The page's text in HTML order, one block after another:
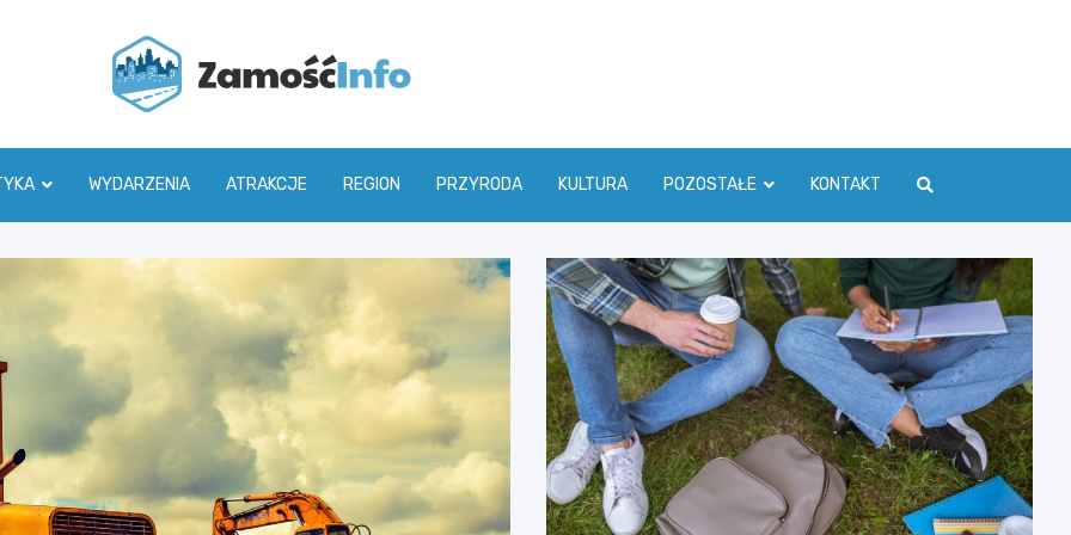
WYDARZENIA ATRAKCJE REGION PRZYRODA KULTURA POZOSTAŁE KONTAKT